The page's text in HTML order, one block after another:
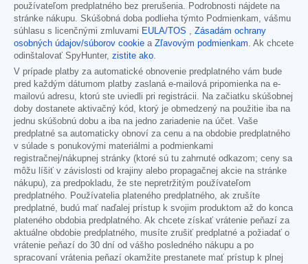
používateľom predplatného bez prerušenia. Podrobnosti nájdete na
stránke nákupu. Skúšobná doba podlieha týmto Podmienkam, vášmu
súhlasu s licenčnými zmluvami EULA/TOS
Zásadám ochrany
osobných údajov/súborov cookie a Zľavovým podmienkam . Ak chcete
odinštalovať SpyHunter, zistite ako
V prípade platby za automatické obnovenie predplatného vám bude
pred každým dátumom platby zaslaná e-mailová pripomienka na e-
mailovú adresu, ktorú ste uviedli pri registrácii. Na začiatku skúšobnej
doby dostanete aktivačný kód, ktorý je obmedzený na použitie iba na
jednu skúšobnú dobu a iba na jedno zariadenie na účet. Vaše
predplatné sa automaticky obnoví za cenu a na obdobie predplatného
v súlade s ponukovými materiálmi a podmienkami
registračnej/nákupnej stránky (ktoré sú tu zahrnuté odkazom; ceny sa
môžu líšiť v závislosti od krajiny alebo propagačnej akcie na stránke
nákupu), za predpokladu, že ste nepretržitým používateľom
predplatného. Používatelia plateného predplatného, ak zrušíte
predplatné, budú mať naďalej prístup k svojim produktom až do konca
plateného obdobia predplatného. Ak chcete získať vrátenie peňazí za
aktuálne obdobie predplatného, musíte zrušiť predplatné a požiadať o
vrátenie peňazí do 30 dní od vášho posledného nákupu a po
spracovaní vrátenia peňazí okamžite prestanete mať prístup k plnej